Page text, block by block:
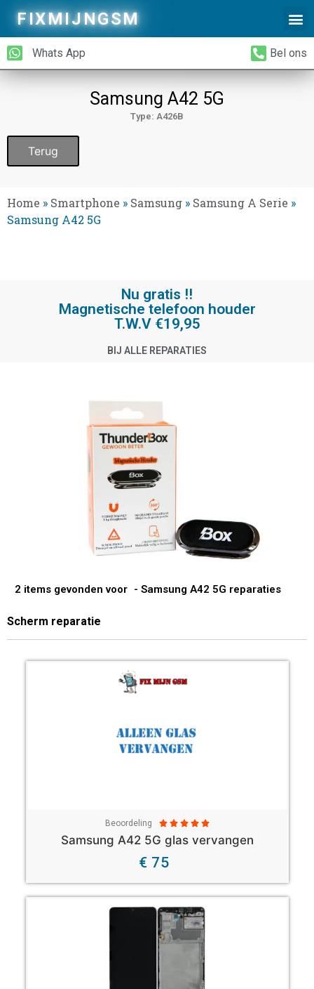
FIXMIJNGSM
Whats App Bel ons
Samsung A42 5G
Type: A426B
Terug
Home » Smartphone » Samsung » Samsung A Serie »
Samsung A42 5G
Nu gratis !!
Magnetische telefoon houder
T.W.V €19,95
BIJ ALLE REPARATIES
2 items gevonden voor - Samsung A42 5G reparaties
Scherm reparatie
Beoordeling     
Samsung A42 5G glas vervangen
€ 75